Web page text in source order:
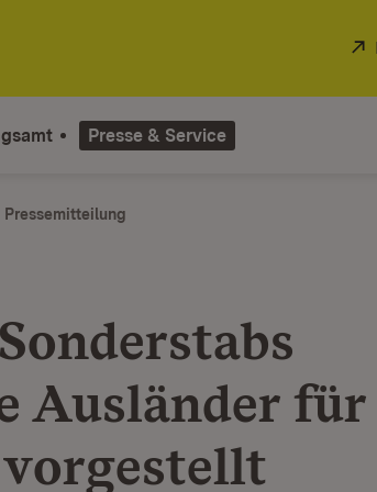
Presse & Service
Pressemitteilung
Ausländer für